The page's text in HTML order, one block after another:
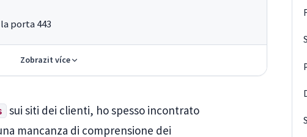
porta 443
Zobrazit více
sui siti dei clienti, ho spesso incontrato
mancanza di comprensione dei